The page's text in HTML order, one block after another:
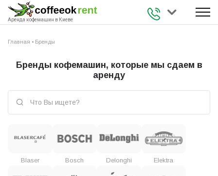
Аренда кофемашин в Киеве
+38 (093) 941
Главная • Бренды
Бренды кофемашин, которые мы сдаем в
аренду
Blaser Bosch Delonghi Elektra